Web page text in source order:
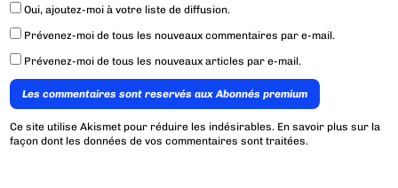
Oui, ajoutez-moi à votre liste de diffusion.
Prévenez-moi de tous les nouveaux commentaires par e-mail.
Prévenez-moi de tous les nouveaux articles par e-mail.
Les commentaires sont reservés aux Abonnés premium
Ce site utilise Akismet pour réduire les indésirables. En savoir plus sur la
façon dont les données de vos commentaires sont traitées.